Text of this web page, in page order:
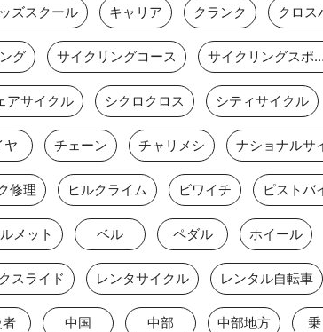
ズスクール キャリア クランク クロス
グ サイクリングコース サイクリングスポット
アサイクル シクロクロス シティサイクル
ヤ チェーン チャリメシ
修理 ヒルクライム ビワイチ ピストバ
メット ベル ペダル ホイール
スライド レンタサイクル レンタル自転車
中国 中部 中部地方